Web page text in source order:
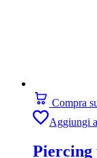
Compra
Aggiungi
Piercing